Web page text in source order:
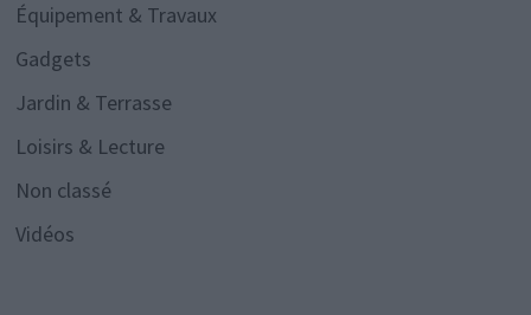
Équipement & Travaux
Gadgets
Jardin & Terrasse
Loisirs & Lecture
Non classé
Vidéos